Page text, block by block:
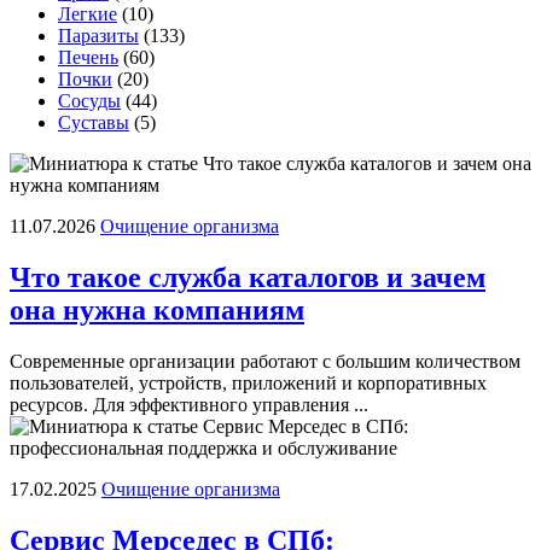
Легкие (10)
Паразиты (133)
Печень (60)
Почки (20)
Сосуды (44)
Суставы (5)
11.07.2026 Очищение организма
Что такое служба каталогов и зачем
она нужна компаниям
Современные организации работают с большим количеством
пользователей, устройств, приложений и корпоративных
ресурсов. Для эффективного управления ...
17.02.2025 Очищение организма
Сервис Мерседес в СПб: